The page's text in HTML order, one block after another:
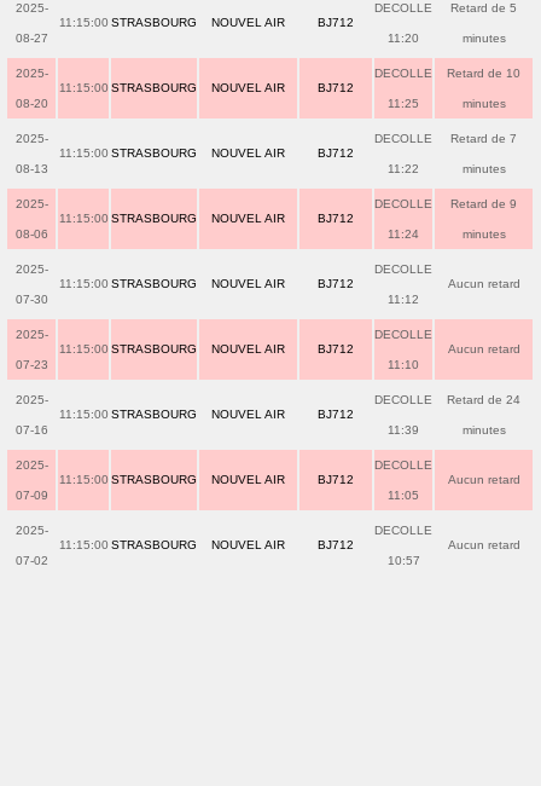
2025-
08-27
11:15:00 STRASBOURG NOUVEL AIR BJ712
DECOLLE
11:20
Retard de 5
minutes
2025-
08-20
11:15:00 STRASBOURG NOUVEL AIR BJ712
DECOLLE
11:25
Retard de 10
minutes
2025-
08-13
11:15:00 STRASBOURG NOUVEL AIR BJ712
DECOLLE
11:22
Retard de 7
minutes
2025-
08-06
11:15:00 STRASBOURG NOUVEL AIR BJ712
DECOLLE
11:24
Retard de 9
minutes
2025-
07-30
11:15:00 STRASBOURG NOUVEL AIR BJ712
DECOLLE
11:12
Aucun retard
2025-
07-23
11:15:00 STRASBOURG NOUVEL AIR BJ712
DECOLLE
11:10
Aucun retard
2025-
07-16
11:15:00 STRASBOURG NOUVEL AIR BJ712
DECOLLE
11:39
Retard de 24
minutes
2025-
07-09
11:15:00 STRASBOURG NOUVEL AIR BJ712
DECOLLE
11:05
Aucun retard
2025-
07-02
11:15:00 STRASBOURG NOUVEL AIR BJ712
DECOLLE
10:57
Aucun retard